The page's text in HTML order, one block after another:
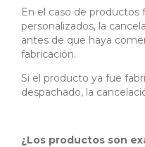
En el caso de productos
personalizados, la
antes de que haya
fabricación.
Si el producto ya fue
despachado, la
¿Los productos son